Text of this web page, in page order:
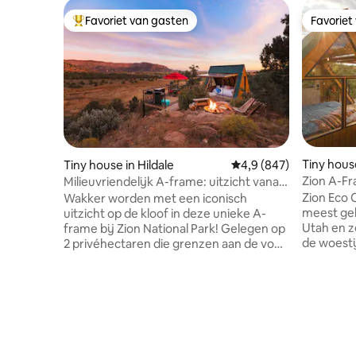
Topfavoriet van gasten
Favoriet van gasten
Tiny house in Hildale Gemiddelde
4,9 (847)
Milieuvriendelijk A-frame: uitzicht vanaf
het observatiedek van Zion
Wakker worden met een iconisch
uitzicht op de kloof in deze unieke A-
frame bij Zion National Park! Gelegen op
2 privéhectaren die grenzen aan de voor
Tiny
Zion A-
tot
Zion Eco
meest
Utah en
de woestijn! Dit prachtige